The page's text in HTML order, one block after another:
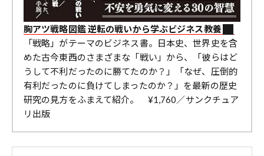
胸アツ戦略図鑑 逆転の戦いから学ぶビジネス教養
「戦略」がテーマのビジネス書。日本史、世界史を含
めた古今東西のさまざまな「戦い」から、「彼らはど
うして不利だったのに勝てたのか？」「なぜ、圧倒的
有利だったのに負けてしまったのか？」を最新の歴史
研究の見方をふまえて紹介。 ¥1,760／サンクチュア
リ出版